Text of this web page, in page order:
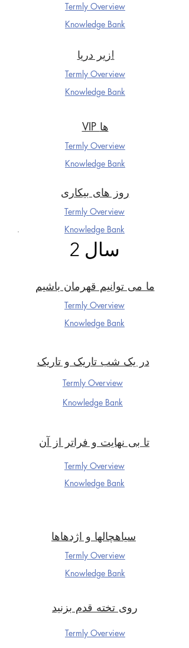
سال 2
ما می توانیم قهرمان باشیم
Termly Overview
Knowledge Bank
در یک شب تاریک و تاریک
Termly Overview
Knowledge Bank
تا بی نهایت و فراتر از آن
Termly Overview
Knowledge Bank
سیاهچالها و اژدهاها
Termly Overview
Knowledge Bank
روی تخته قدم بزنید
Termly Overview
Termly Overview
Knowledge Bank
زیر دریا!
Termly Overview
Knowledge Bank
VIP ها
Termly Overview
Knowledge Bank
روز های بیکاری
Termly Overview
Knowledge Bank